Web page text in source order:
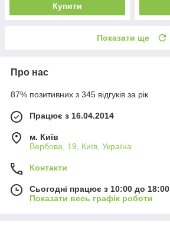
Купити
Показати ще
Про нас
87% позитивних з 345 відгуків за рік
Працює з 16.04.2014
м. Київ
Вербова, 19, Київ, Україна
Контакти
Сьогодні працює з 10:00 до 18:00
Показати весь графік роботи